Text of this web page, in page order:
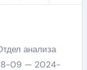
анализа
09 — 2024-